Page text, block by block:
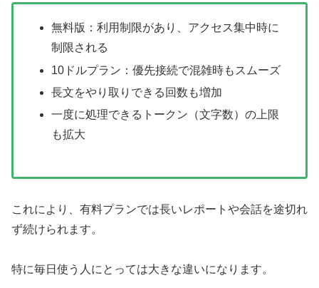
無料版：利用制限があり、アクセス集中時に
制限される
10ドルプラン：優先接続で混雑時もスムーズ
長文をやり取りできる回数も増加
一度に処理できるトークン（文字数）の上限
も拡大
これにより、有料プランでは長いレポートや会話を途切れ
ず続けられます。
特に毎日使う人にとっては大きな違いになります。